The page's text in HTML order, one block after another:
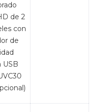
de 2
con
de
USB